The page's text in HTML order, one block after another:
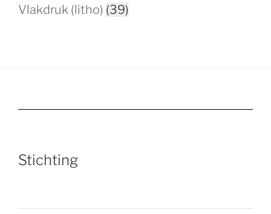
Vlakdruk (litho) (39)
Stichting